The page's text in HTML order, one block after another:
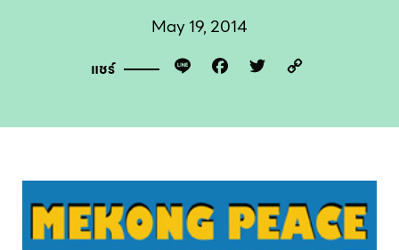
May 19, 2014
แชร์ Line Facebook
Twitter